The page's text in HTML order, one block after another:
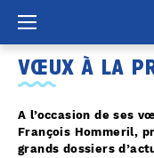
vœux à la
A l’occasion de ses
François Hommeril,
grands dossiers
Panneau de gestion